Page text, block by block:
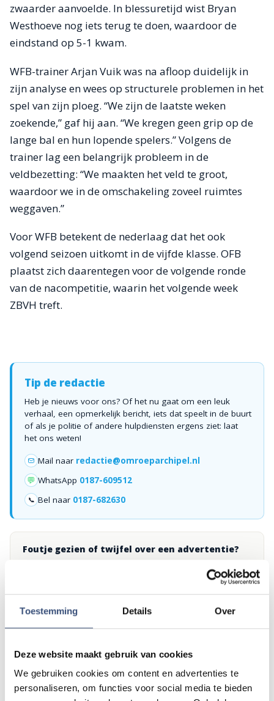
Toestemming Details Over
Deze website maakt gebruik van cookies
We gebruiken cookies om content en advertenties te
personaliseren, om functies voor social media te bieden
zwaarder aanvoelde. In blessuretijd wist Bryan
Westhoeve nog iets terug te doen, waardoor de
eindstand op 5-1 kwam.
WFB-trainer Arjan Vuik was na afloop duidelijk in
zijn analyse en wees op structurele problemen in het
spel van zijn ploeg. “We zijn de laatste weken
zoekende,” gaf hij aan. “We kregen geen grip op de
lange bal en hun lopende spelers.” Volgens de
trainer lag een belangrijk probleem in de
veldbezetting: “We maakten het veld te groot,
waardoor we in de omschakeling zoveel ruimtes
weggaven.”
Voor WFB betekent de nederlaag dat het ook
volgend seizoen uitkomt in de vijfde klasse. OFB
plaatst zich daarentegen voor de volgende ronde
van de nacompetitie, waarin het volgende week
ZBVH treft.
Tip de redactie
Heb je nieuws voor ons? Of het nu gaat om een leuk
verhaal, een opmerkelijk bericht, iets dat speelt in de buurt
of als je politie of andere hulpdiensten ergens ziet: laat
het ons weten!
Mail naar redactie@omroeparchipel.nl
💬 WhatsApp 0187-609512
📞 Bel naar 0187-682630
Foutje gezien of twijfel over een advertentie?
Zie je een fout in dit artikel, werkt iets niet goed of kom je een
advertentie tegen die niet klopt? Laat het ons weten via
Omroep Archipel altijd in je broekzak
DOWNLOAD IN DE
App Store
ONTDEK HET OP
Google Play